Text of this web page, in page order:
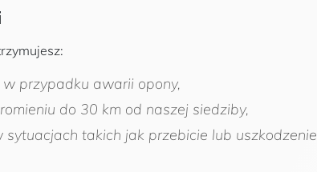
przypadku awarii opony,
do 30 km od naszej siedziby,
sytuacjach takich jak przebicie lub uszkodzenie